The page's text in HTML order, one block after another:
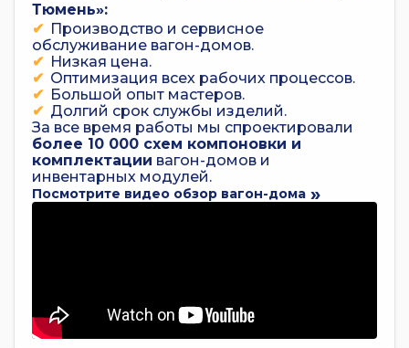
Тюмень»:
Производство и сервисное
обслуживание вагон-домов.
Низкая цена.
Оптимизация всех рабочих процессов.
Большой опыт мастеров.
Долгий срок службы изделий.
За все время работы мы спроектировали
более 10 000 схем компоновки и
комплектации вагон-домов и
инвентарных модулей.
Посмотрите видео обзор вагон-дома